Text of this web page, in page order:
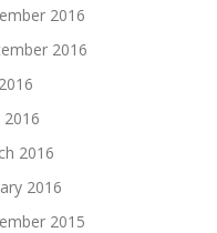
2016
2016
2016
2016
2016
2015